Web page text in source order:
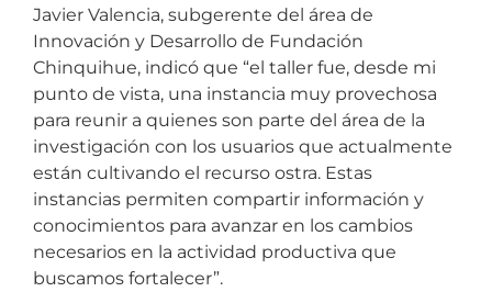
Javier Valencia, subgerente del área de
Innovación y Desarrollo de Fundación
Chinquihue, indicó que “el taller fue, desde mi
punto de vista, una instancia muy provechosa
para reunir a quienes son parte del área de la
investigación con los usuarios que actualmente
están cultivando el recurso ostra. Estas
instancias permiten compartir información y
conocimientos para avanzar en los cambios
necesarios en la actividad productiva que
buscamos fortalecer”.